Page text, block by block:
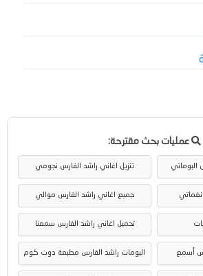
عمليات بحث مقترحة:
البوماتي تنزيل اغاني راشد الفارس نجومي
نغماتي جميع اغاني راشد الفارس موالي
تحميل اغاني راشد الفارس سمعنا
أسمع البومات راشد الفارس مطبعة دوت كوم